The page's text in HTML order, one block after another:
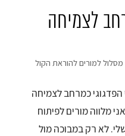
לצמיחה
מסלול למורים להוראת הקול
הפדגוגי כמרחב לצמיחה
מלווה מורים לפיתוח
לא רק במבוכה מול